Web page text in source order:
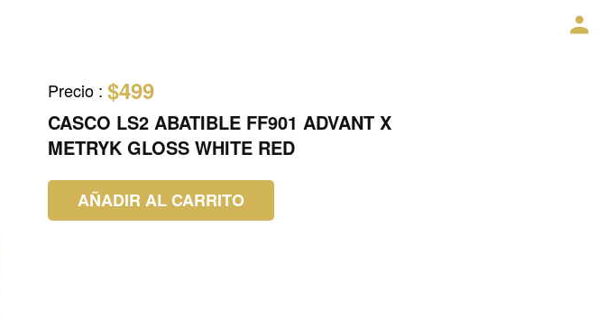
Precio : $499
CASCO LS2 ABATIBLE FF901 ADVANT X
METRYK GLOSS WHITE RED
AÑADIR AL CARRITO